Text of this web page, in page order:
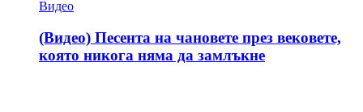
Видео
(Видео) Песента на чановете през вековете,
която никога няма да замлъкне